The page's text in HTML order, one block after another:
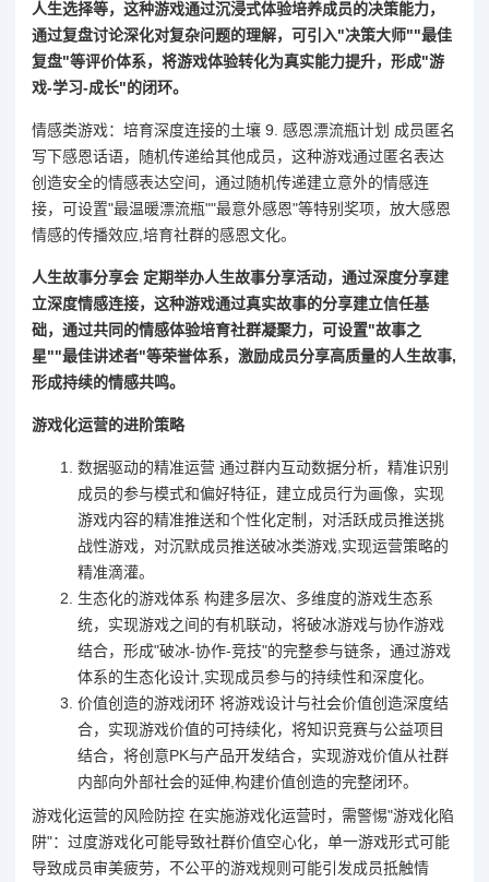
人生选择等，这种游戏通过沉浸式体验培养成员的决策能力，
通过复盘讨论深化对复杂问题的理解，可引入"决策大师""最佳
复盘"等评价体系，将游戏体验转化为真实能力提升，形成"游
戏-学习-成长"的闭环。
情感类游戏：培育深度连接的土壤 9. 感恩漂流瓶计划 成员匿名
写下感恩话语，随机传递给其他成员，这种游戏通过匿名表达
创造安全的情感表达空间，通过随机传递建立意外的情感连
接，可设置"最温暖漂流瓶""最意外感恩"等特别奖项，放大感恩
情感的传播效应,培育社群的感恩文化。
人生故事分享会 定期举办人生故事分享活动，通过深度分享建
立深度情感连接，这种游戏通过真实故事的分享建立信任基
础，通过共同的情感体验培育社群凝聚力，可设置"故事之
星""最佳讲述者"等荣誉体系，激励成员分享高质量的人生故事,
形成持续的情感共鸣。
游戏化运营的进阶策略
数据驱动的精准运营 通过群内互动数据分析，精准识别
成员的参与模式和偏好特征，建立成员行为画像，实现
游戏内容的精准推送和个性化定制，对活跃成员推送挑
战性游戏，对沉默成员推送破冰类游戏,实现运营策略的
精准滴灌。
生态化的游戏体系 构建多层次、多维度的游戏生态系
统，实现游戏之间的有机联动，将破冰游戏与协作游戏
结合，形成"破冰-协作-竞技"的完整参与链条，通过游戏
体系的生态化设计,实现成员参与的持续性和深度化。
价值创造的游戏闭环 将游戏设计与社会价值创造深度结
合，实现游戏价值的可持续化，将知识竞赛与公益项目
结合，将创意PK与产品开发结合，实现游戏价值从社群
内部向外部社会的延伸,构建价值创造的完整闭环。
游戏化运营的风险防控 在实施游戏化运营时，需警惕"游戏化陷
阱"：过度游戏化可能导致社群价值空心化，单一游戏形式可能
导致成员审美疲劳，不公平的游戏规则可能引发成员抵触情